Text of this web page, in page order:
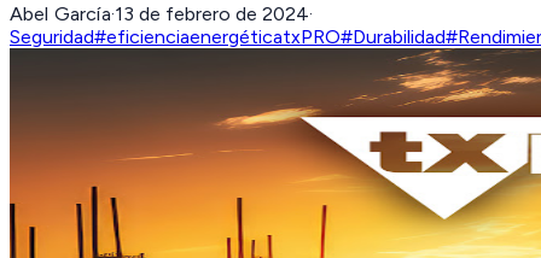
Abel García·13 de febrero de 2024·
Seguridad#eficienciaenergéticatxPRO#Durabilidad